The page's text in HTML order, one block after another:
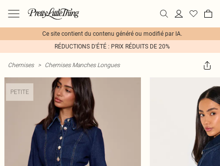
Ce site contient du contenu généré ou modifié par IA.
RÉDUCTIONS D'ÉTÉ : PRIX RÉDUITS DE 20%
Chemises > Chemises Manches Longues
PETITE